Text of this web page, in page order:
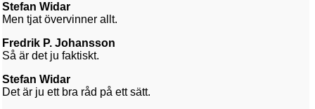
Stefan Widar
Men tjat övervinner allt.
Fredrik P. Johansson
Så är det ju faktiskt.
Stefan Widar
Det är ju ett bra råd på ett sätt.